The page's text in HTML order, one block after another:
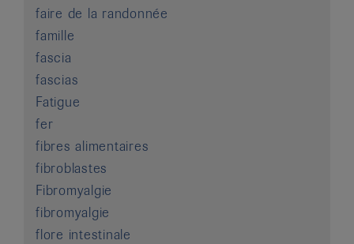
faire de la randonnée
famille
fascia
fascias
Fatigue
fer
fibres alimentaires
fibroblastes
Fibromyalgie
fibromyalgie
flore intestinale